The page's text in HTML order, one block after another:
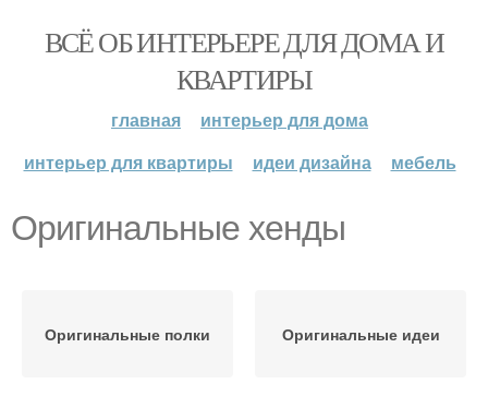
ВСЁ ОБ ИНТЕРЬЕРЕ ДЛЯ ДОМА И
КВАРТИРЫ
главная
интерьер для дома
интерьер для квартиры
идеи дизайна мебель
Оригинальные хенды
Оригинальные полки Оригинальные идеи